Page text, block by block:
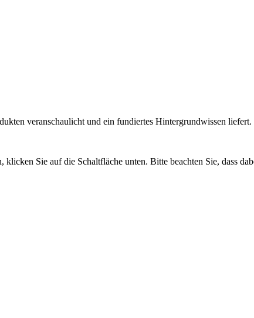
veranschaulicht und ein fundiertes Hintergrundwissen liefert.
Sie auf die Schaltfläche unten. Bitte beachten Sie, dass